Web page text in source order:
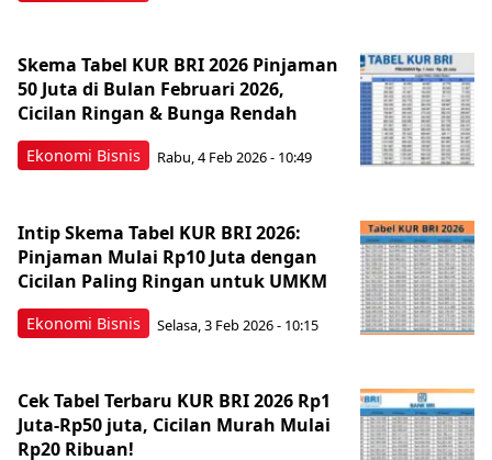
Ekonomi Bisnis
Skema Tabel KUR BRI 2026 Pinjaman
50 Juta di Bulan Februari 2026,
Cicilan Ringan & Bunga Rendah
Rabu, 4 Feb 2026 - 10:49
Ekonomi Bisnis
Intip Skema Tabel KUR BRI 2026:
Pinjaman Mulai Rp10 Juta dengan
Cicilan Paling Ringan untuk UMKM
Selasa, 3 Feb 2026 - 10:15
Cek Tabel Terbaru KUR BRI 2026 Rp1
Juta-Rp50 juta, Cicilan Murah Mulai
Rp20 Ribuan!